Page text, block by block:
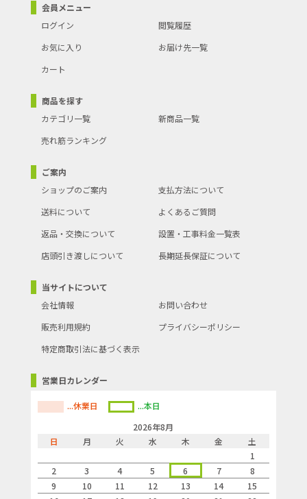
会員メニュー
ログイン
閲覧履歴
お気に入り
お届け先一覧
カート
商品を探す
カテゴリ一覧
新商品一覧
売れ筋ランキング
ご案内
ショップのご案内
支払方法について
送料について
よくあるご質問
返品・交換について
設置・工事料金一覧表
店頭引き渡しについて
長期延長保証について
当サイトについて
会社情報
お問い合わせ
販売利用規約
プライバシーポリシー
特定商取引法に基づく表示
営業日カレンダー
...休業日
...本日
2026年8月
日
月 火 水 木 金
土
1
2
3 4 5 6 7
8
9
10 11 12 13 14
15